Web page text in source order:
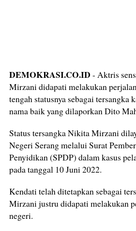
DEMOKRASI.CO.ID - Aktris
Mirzani didapati melakukan
tengah statusnya sebagai tersangka
nama baik yang dilaporkan Dito
Status tersangka Nikita Mirzani
Negeri Serang melalui Surat
Penyidikan (SPDP) dalam kasus
pada tanggal 10 Juni 2022.
Kendati telah ditetapkan sebagai
Mirzani justru didapati melakukan
negeri.